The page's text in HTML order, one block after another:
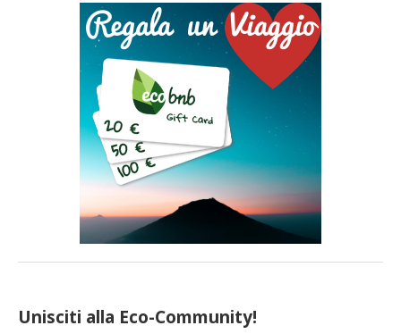
Unisciti alla Eco-Community!
che invernali, sono infatti uno dei principali simboli delle
Dolomiti trentine, nonché un luogo dove la natura […]